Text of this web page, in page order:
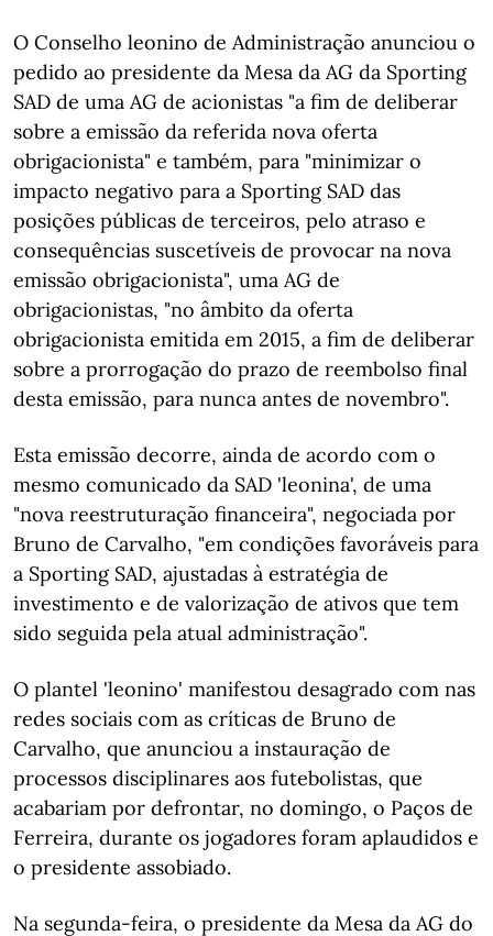
O Conselho leonino de Administração anunciou o
pedido ao presidente da Mesa da AG da Sporting
SAD de uma AG de acionistas "a fim de deliberar
sobre a emissão da referida nova oferta
obrigacionista" e também, para "minimizar o
impacto negativo para a Sporting SAD das
posições públicas de terceiros, pelo atraso e
consequências suscetíveis de provocar na nova
emissão obrigacionista", uma AG de
obrigacionistas, "no âmbito da oferta
obrigacionista emitida em 2015, a fim de deliberar
sobre a prorrogação do prazo de reembolso final
desta emissão, para nunca antes de novembro".
Esta emissão decorre, ainda de acordo com o
mesmo comunicado da SAD 'leonina', de uma
"nova reestruturação financeira", negociada por
Bruno de Carvalho, "em condições favoráveis para
a Sporting SAD, ajustadas à estratégia de
investimento e de valorização de ativos que tem
sido seguida pela atual administração".
O plantel 'leonino' manifestou desagrado com nas
redes sociais com as críticas de Bruno de
Carvalho, que anunciou a instauração de
processos disciplinares aos futebolistas, que
acabariam por defrontar, no domingo, o Paços de
Ferreira, durante os jogadores foram aplaudidos e
o presidente assobiado.
Na segunda-feira, o presidente da Mesa da AG do